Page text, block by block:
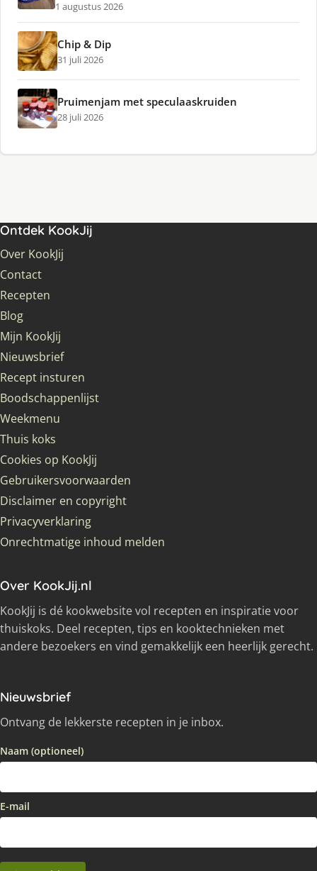
1 augustus 2026
Chip & Dip
31 juli 2026
Pruimenjam met speculaaskruiden
28 juli 2026
Ontdek KookJij
Over KookJij
Contact
Recepten
Blog
Mijn KookJij
Nieuwsbrief
Recept insturen
Boodschappenlijst
Weekmenu
Thuis koks
Cookies op KookJij
Gebruikersvoorwaarden
Disclaimer en copyright
Privacyverklaring
Onrechtmatige inhoud melden
Over KookJij.nl
KookJij is dé kookwebsite vol recepten en inspiratie voor
thuiskoks. Deel recepten, tips en kooktechnieken met
andere bezoekers en vind gemakkelijk een heerlijk gerecht.
Nieuwsbrief
Ontvang de lekkerste recepten in je inbox.
Naam (optioneel)
E-mail